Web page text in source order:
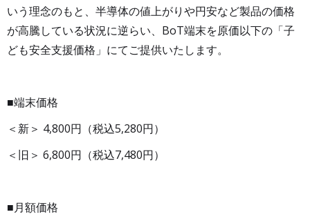
いう理念のもと、半導体の値上がりや円安など製品の価格
が高騰している状況に逆らい、BoT端末を原価以下の「子
ども安全支援価格」にてご提供いたします。
■端末価格
＜新＞ 4,800円（税込5,280円）
＜旧＞ 6,800円（税込7,480円）
■月額価格